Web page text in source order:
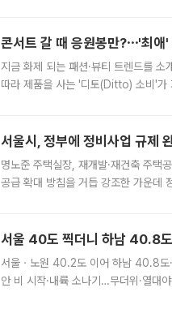
콘서트 갈 때 응원봉만?⋯'최애
지금 화제 되는 패션·뷰티 트렌드를
따라 제품을 사는 '디토(Ditto) 소비'가
서울시, 정부에 정비사업 규제
명노준 주택실장, 재개발·재건축 주택
공급 확대 방침을 거듭 강조한 가운데
서울 40도 찍더니 하남 40.8
서울ㆍ노원 40.2도 이어 하남 40.8도
안 비 시작·내륙 소나기…무더위·열대